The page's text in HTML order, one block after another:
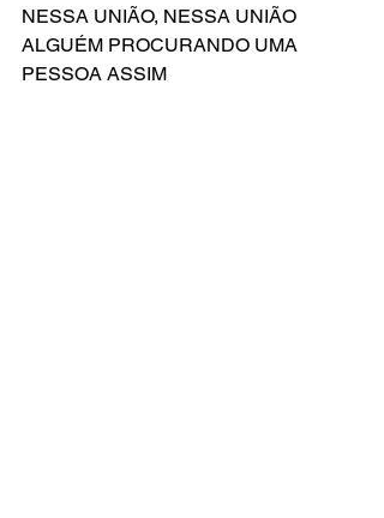
NESSA UNIÃO, NESSA UNIÃO
ALGUÉM PROCURANDO UMA
PESSOA ASSIM